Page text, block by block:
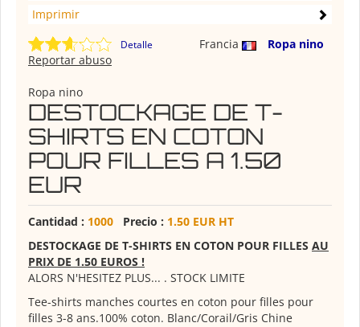
Imprimir
Detalle Francia
Ropa nino
Reportar abuso
Ropa nino
DESTOCKAGE DE T-
SHIRTS EN COTON
POUR FILLES A 1.50
EUR
Cantidad : 1000 Precio : 1.50 EUR HT
DESTOCKAGE DE T-SHIRTS EN COTON POUR FILLES AU
PRIX DE 1.50 EUROS !
ALORS N'HESITEZ PLUS... . STOCK LIMITE
Tee-shirts manches courtes en coton pour filles pour
filles 3-8 ans.100% coton. Blanc/Corail/Gris Chine